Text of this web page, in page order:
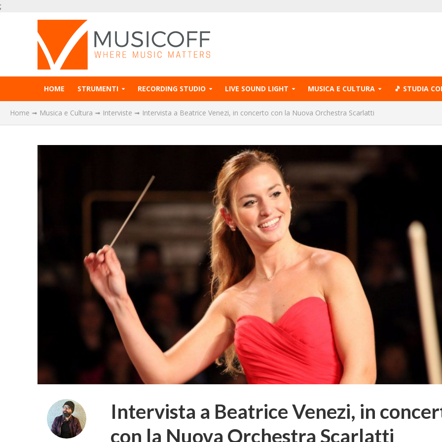
;
HOME STRUMENTI RECORDING STUDIO LIVE SOUND LIGHT MUSICA E CULTURA 🎵 STUDIA
Home ➟ Musica e Cultura ➟ Interviste ➟ Intervista a Beatrice Venezi, in concerto con la Nuova Orchestra Scarlatti
Intervista a Beatrice Venezi, in
con la Nuova Orchestra Scarlatti